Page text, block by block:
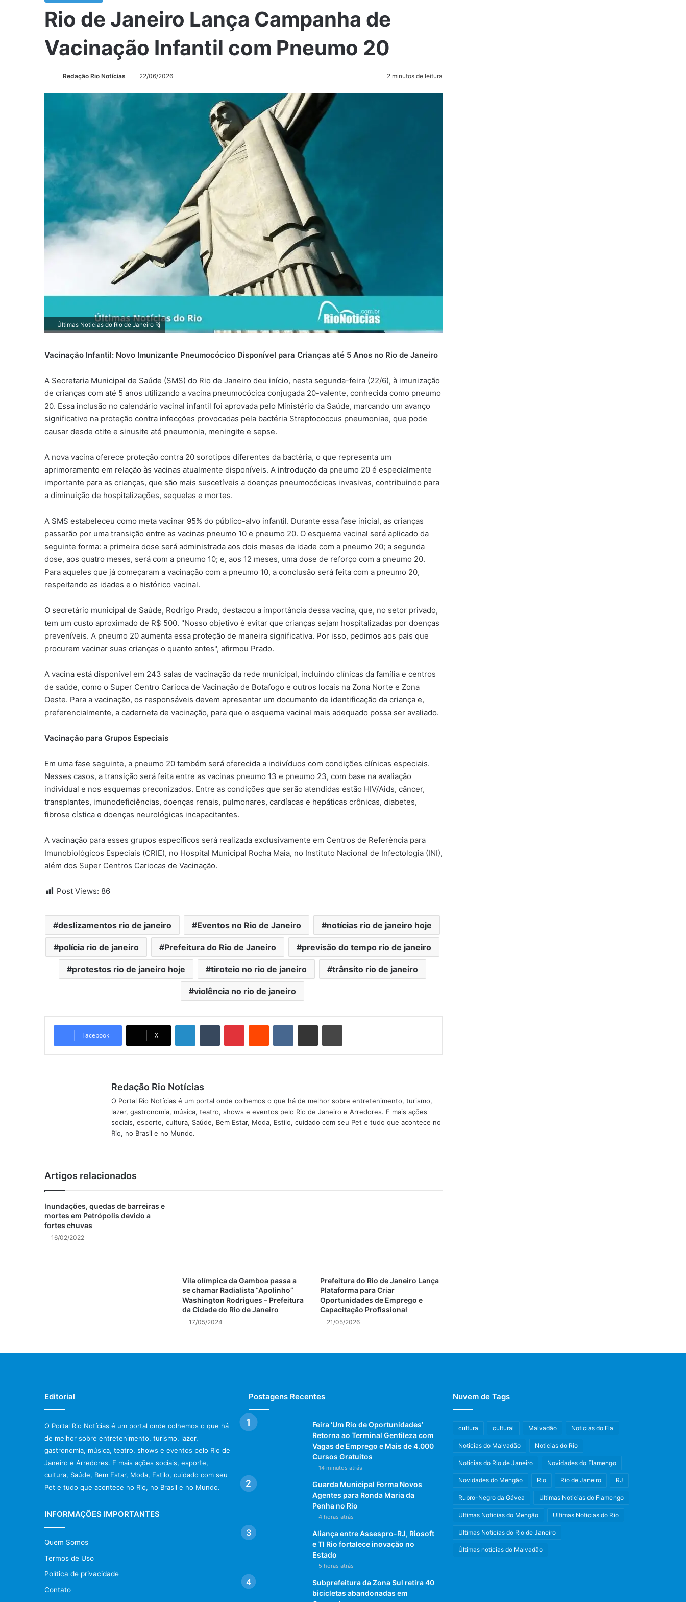
Rio de Janeiro Lança Campanha de
Vacinação Infantil com Pneumo 20
Redação Rio Notícias 22/06/2026 2 minutos de leitura
Últimas Noticias do Rio de Janeiro Rj
Vacinação Infantil: Novo Imunizante Pneumocócico Disponível para Crianças até 5 Anos no Rio de Janeiro
A Secretaria Municipal de Saúde (SMS) do Rio de Janeiro deu início, nesta segunda-feira (22/6), à imunização
de crianças com até 5 anos utilizando a vacina pneumocócica conjugada 20-valente, conhecida como pneumo
20. Essa inclusão no calendário vacinal infantil foi aprovada pelo Ministério da Saúde, marcando um avanço
significativo na proteção contra infecções provocadas pela bactéria Streptococcus pneumoniae, que pode
causar desde otite e sinusite até pneumonia, meningite e sepse.
A nova vacina oferece proteção contra 20 sorotipos diferentes da bactéria, o que representa um
aprimoramento em relação às vacinas atualmente disponíveis. A introdução da pneumo 20 é especialmente
importante para as crianças, que são mais suscetíveis a doenças pneumocócicas invasivas, contribuindo para
a diminuição de hospitalizações, sequelas e mortes.
A SMS estabeleceu como meta vacinar 95% do público-alvo infantil. Durante essa fase inicial, as crianças
passarão por uma transição entre as vacinas pneumo 10 e pneumo 20. O esquema vacinal será aplicado da
seguinte forma: a primeira dose será administrada aos dois meses de idade com a pneumo 20; a segunda
dose, aos quatro meses, será com a pneumo 10; e, aos 12 meses, uma dose de reforço com a pneumo 20.
Para aqueles que já começaram a vacinação com a pneumo 10, a conclusão será feita com a pneumo 20,
respeitando as idades e o histórico vacinal.
O secretário municipal de Saúde, Rodrigo Prado, destacou a importância dessa vacina, que, no setor privado,
tem um custo aproximado de R$ 500. "Nosso objetivo é evitar que crianças sejam hospitalizadas por doenças
preveníveis. A pneumo 20 aumenta essa proteção de maneira significativa. Por isso, pedimos aos pais que
procurem vacinar suas crianças o quanto antes", afirmou Prado.
A vacina está disponível em 243 salas de vacinação da rede municipal, incluindo clínicas da família e centros
de saúde, como o Super Centro Carioca de Vacinação de Botafogo e outros locais na Zona Norte e Zona
Oeste. Para a vacinação, os responsáveis devem apresentar um documento de identificação da criança e,
preferencialmente, a caderneta de vacinação, para que o esquema vacinal mais adequado possa ser avaliado.
Vacinação para Grupos Especiais
Em uma fase seguinte, a pneumo 20 também será oferecida a indivíduos com condições clínicas especiais.
Nesses casos, a transição será feita entre as vacinas pneumo 13 e pneumo 23, com base na avaliação
individual e nos esquemas preconizados. Entre as condições que serão atendidas estão HIV/Aids, câncer,
transplantes, imunodeficiências, doenças renais, pulmonares, cardíacas e hepáticas crônicas, diabetes,
fibrose cística e doenças neurológicas incapacitantes.
A vacinação para esses grupos específicos será realizada exclusivamente em Centros de Referência para
Imunobiológicos Especiais (CRIE), no Hospital Municipal Rocha Maia, no Instituto Nacional de Infectologia (INI),
além dos Super Centros Cariocas de Vacinação.
Post Views: 86
deslizamentos rio de janeiro Eventos no Rio de Janeiro notícias rio de janeiro hoje
polícia rio de janeiro Prefeitura do Rio de Janeiro previsão do tempo rio de janeiro
protestos rio de janeiro hoje tiroteio no rio de janeiro trânsito rio de janeiro
violência no rio de janeiro
Facebook X
Redação Rio Notícias
O Portal Rio Notícias é um portal onde colhemos o que há de melhor sobre entretenimento, turismo,
lazer, gastronomia, música, teatro, shows e eventos pelo Rio de Janeiro e Arredores. E mais ações
sociais, esporte, cultura, Saúde, Bem Estar, Moda, Estilo, cuidado com seu Pet e tudo que acontece no
Rio, no Brasil e no Mundo.
Artigos relacionados
Inundações, quedas de barreiras e
mortes em Petrópolis devido a
fortes chuvas
16/02/2022
Vila olímpica da Gamboa passa a
se chamar Radialista “Apolinho”
Washington Rodrigues – Prefeitura
da Cidade do Rio de Janeiro
17/05/2024
Prefeitura do Rio de Janeiro Lança
Plataforma para Criar
Oportunidades de Emprego e
Capacitação Profissional
21/05/2026
Editorial
O Portal Rio Notícias é um portal onde colhemos o que há
de melhor sobre entretenimento, turismo, lazer,
gastronomia, música, teatro, shows e eventos pelo Rio de
Janeiro e Arredores. E mais ações sociais, esporte,
cultura, Saúde, Bem Estar, Moda, Estilo, cuidado com seu
Pet e tudo que acontece no Rio, no Brasil e no Mundo.
INFORMAÇÕES IMPORTANTES
Quem Somos
Termos de Uso
Política de privacidade
Contato
Postagens Recentes
Feira ‘Um Rio de Oportunidades’
Retorna ao Terminal Gentileza com
Vagas de Emprego e Mais de 4.000
Cursos Gratuitos
14 minutos atrás
Guarda Municipal Forma Novos
Agentes para Ronda Maria da
Penha no Rio
4 horas atrás
Aliança entre Assespro-RJ, Riosoft
e TI Rio fortalece inovação no
Estado
5 horas atrás
Subprefeitura da Zona Sul retira 40
bicicletas abandonadas em
Nuvem de Tags
cultura cultural Malvadão Noticias do Fla
Noticias do Malvadão Noticias do Rio
Noticias do Rio de Janeiro Novidades do Flamengo
Novidades do Mengão Rio Rio de Janeiro RJ
Rubro-Negro da Gávea Ultimas Noticias do Flamengo
Ultimas Noticias do Mengão Ultimas Noticias do Rio
Ultimas Noticias do Rio de Janeiro
Últimas notícias do Malvadão